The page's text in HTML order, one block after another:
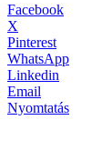
Facebook
X
Pinterest
WhatsApp
Linkedin
Email
Nyomtatás